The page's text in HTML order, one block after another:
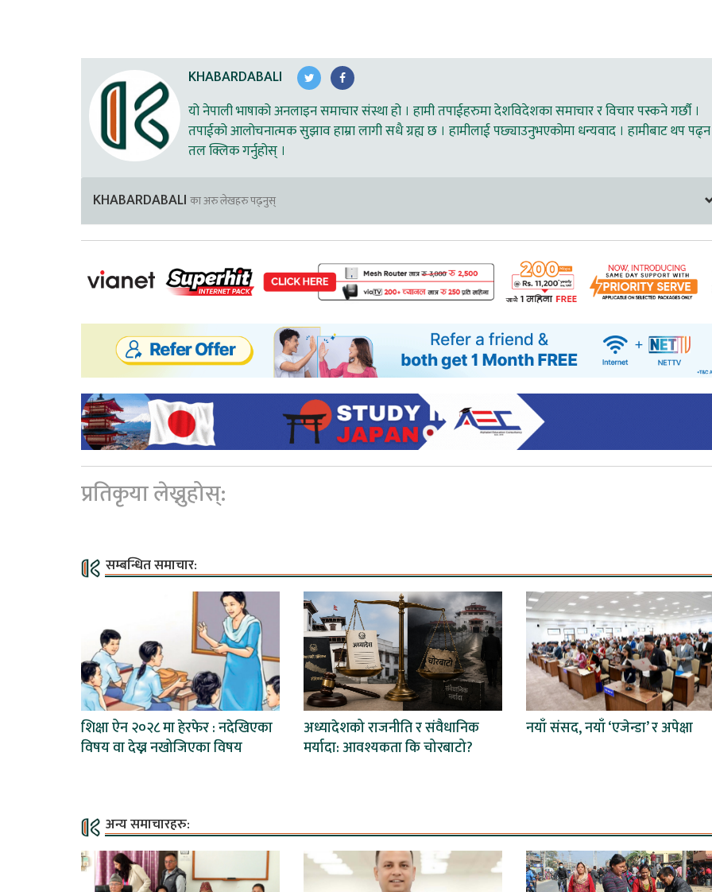
KHABARDABALI
यो नेपाली भाषाको अनलाइन समाचार संस्था हो । हामी तपाईहरुमा देशविदेशका समाचार र विचार पस्कने गर्छौ ।
तपाईको आलोचनात्मक सुझाव हाम्रा लागी सधै ग्रह्य छ । हामीलाई पछ्याउनुभएकोमा धन्यवाद । हामीबाट थप पढ्न
तल क्लिक गर्नुहोस् ।
KHABARDABALI का अरु लेखहरु पढ्नुस्
प्रतिकृया लेख्नुहोस्:
सम्बन्धित समाचार:
शिक्षा ऐन २०२८ मा हेरफेर : नदेखिएका
विषय वा देख्न नखोजिएका विषय
अध्यादेशको राजनीति र संवैधानिक
मर्यादा: आवश्यकता कि चोरबाटो?
नयाँ संसद, नयाँ ‘एजेन्डा’ र अपेक्षा
अन्य समाचारहरु: